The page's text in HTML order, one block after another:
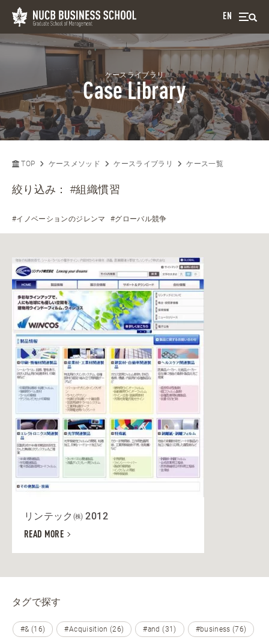
EN
ケースライブラリ
Case Library
TOP ケースメソッド ケースライブラリ ケース一覧
絞り込み：#組織慣習
#イノベーションのジレンマ #グローバル競争
リンテック㈱ 2012
READ MORE
タグで探す
#& (16) #Acquisition (26) #and (31) #business (76)